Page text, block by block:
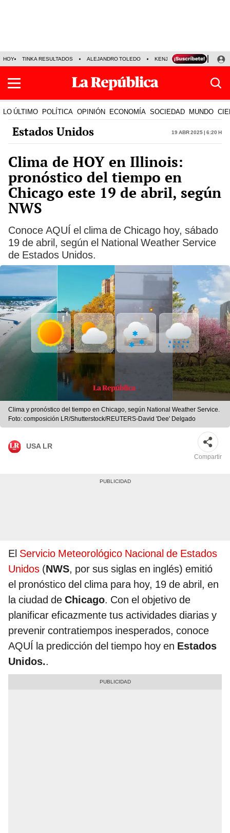
HOY TINKA RESULTADOS ALEJANDRO TOLEDO KENJI FUJIMORI
LO ÚLTIMO POLÍTICA OPINIÓN ECONOMÍA SOCIEDAD MUNDO
Estados Unidos 19 Abr 2025 | 6:20 h
Clima de HOY en Illinois:
pronóstico del tiempo en
Chicago este 19 de abril, según
NWS
Conoce AQUÍ el clima de Chicago hoy, sábado
19 de abril, según el National Weather Service
de Estados Unidos.
Clima y pronóstico del tiempo en Chicago, según National Weather Service.
Foto: composición LR/Shutterstock/REUTERS-David 'Dee' Delgado
USA LR
Compartir
El Servicio Meteorológico Nacional de Estados
Unidos (NWS, por sus siglas en inglés) emitió
el pronóstico del clima para hoy, 19 de abril, en
la ciudad de Chicago. Con el objetivo de
planificar eficazmente tus actividades diarias y
prevenir contratiempos inesperados, conoce
AQUÍ la predicción del tiempo hoy en Estados
Unidos..